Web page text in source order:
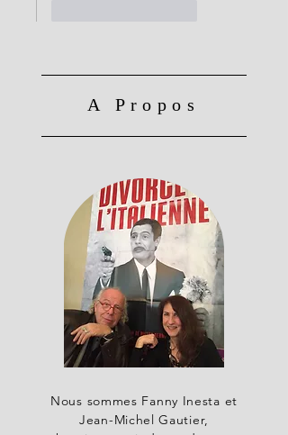
A Propos
Nous sommes Fanny Inesta et
Jean-Michel Gautier,